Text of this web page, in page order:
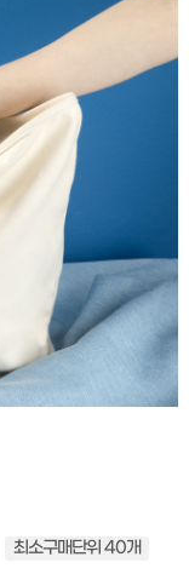
최소구매단위 40개